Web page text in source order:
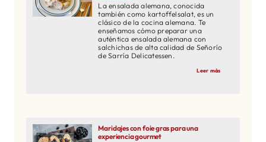
La ensalada alemana, conocida
también como kartoffelsalat, es un
clásico de la cocina alemana. Te
enseñamos cómo preparar una
auténtica ensalada alemana con
salchichas de alta calidad de Señorío
de Sarría Delicatessen.
Leer más
Maridajes con foie gras para una
experiencia gourmet